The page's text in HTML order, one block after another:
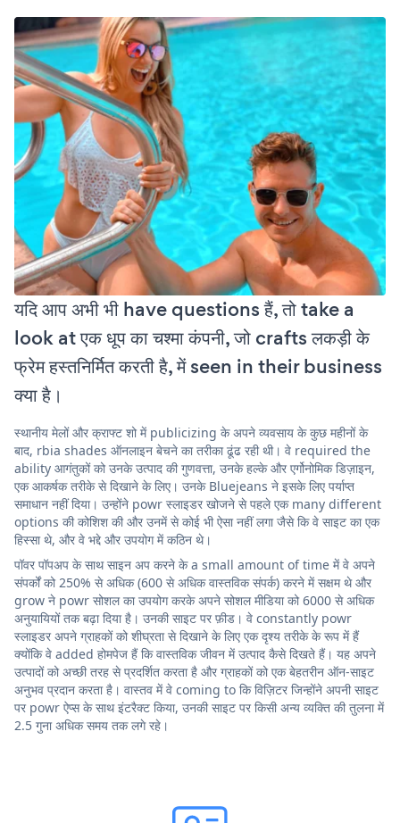
यदि आप अभी भी have questions हैं, तो take a
look at एक धूप का चश्मा कंपनी, जो crafts लकड़ी के
फ्रेम हस्तनिर्मित करती है, में seen in their business
क्या है।
स्थानीय मेलों और क्राफ्ट शो में publicizing के अपने व्यवसाय के कुछ महीनों के
बाद, rbia shades ऑनलाइन बेचने का तरीका ढूंढ रही थी। वे required the
ability आगंतुकों को उनके उत्पाद की गुणवत्ता, उनके हल्के और एर्गोनोमिक डिज़ाइन,
एक आकर्षक तरीके से दिखाने के लिए। उनके Bluejeans ने इसके लिए पर्याप्त
समाधान नहीं दिया। उन्होंने powr स्लाइडर खोजने से पहले एक many different
options की कोशिश की और उनमें से कोई भी ऐसा नहीं लगा जैसे कि वे साइट का एक
हिस्सा थे, और वे भद्दे और उपयोग में कठिन थे।
पॉवर पॉपअप के साथ साइन अप करने के a small amount of time में वे अपने
संपर्कों को 250% से अधिक (600 से अधिक वास्तविक संपर्क) करने में सक्षम थे और
grow ने powr सोशल का उपयोग करके अपने सोशल मीडिया को 6000 से अधिक
अनुयायियों तक बढ़ा दिया है। उनकी साइट पर फ़ीड। वे constantly powr
स्लाइडर अपने ग्राहकों को शीघ्रता से दिखाने के लिए एक दृश्य तरीके के रूप में हैं
क्योंकि वे added होमपेज हैं कि वास्तविक जीवन में उत्पाद कैसे दिखते हैं। यह अपने
उत्पादों को अच्छी तरह से प्रदर्शित करता है और ग्राहकों को एक बेहतरीन ऑन-साइट
अनुभव प्रदान करता है। वास्तव में वे coming to कि विज़िटर जिन्होंने अपनी साइट
पर powr ऐप्स के साथ इंटरैक्ट किया, उनकी साइट पर किसी अन्य व्यक्ति की तुलना में
2.5 गुना अधिक समय तक लगे रहे।